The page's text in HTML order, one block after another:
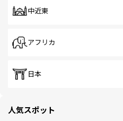
中近東
アフリカ
日本
人気スポット